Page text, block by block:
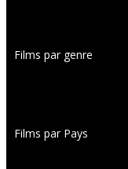
Films par genre
Films par Pays